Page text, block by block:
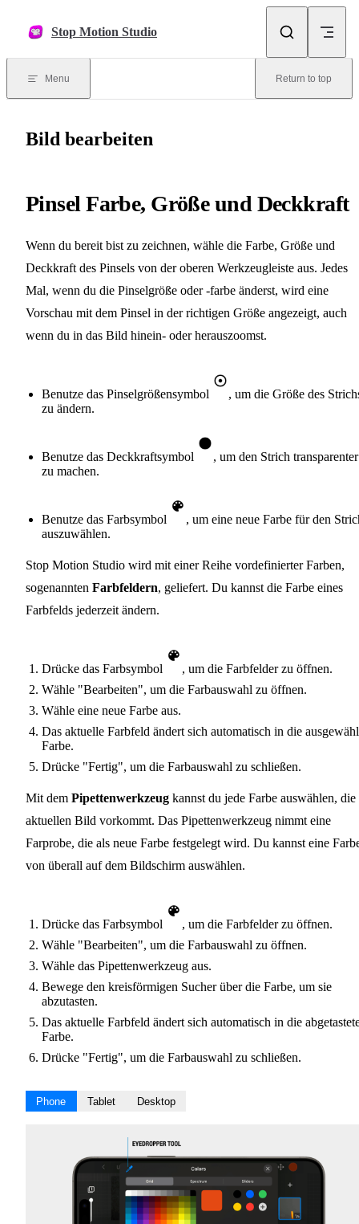
Stop Motion Studio
Menu Return to top
Bild bearbeiten
Pinsel Farbe, Größe und Deckkraft
Wenn du bereit bist zu zeichnen, wähle die Farbe, Größe und
Deckkraft des Pinsels von der oberen Werkzeugleiste aus. Jedes
Mal, wenn du die Pinselgröße oder -farbe änderst, wird eine
Vorschau mit dem Pinsel in der richtigen Größe angezeigt, auch
wenn du in das Bild hinein- oder herauszoomst.
Benutze das Pinselgrößensymbol
, um die Größe des
zu ändern.
Benutze das Deckkraftsymbol
, um den Strich transparenter
zu machen.
Benutze das Farbsymbol
, um eine neue Farbe für den
auszuwählen.
Stop Motion Studio wird mit einer Reihe vordefinierter Farben,
sogenannten Farbfeldern, geliefert. Du kannst die Farbe eines
Farbfelds jederzeit ändern.
Drücke das Farbsymbol
, um die Farbfelder zu öffnen.
Wähle "Bearbeiten", um die Farbauswahl zu öffnen.
Wähle eine neue Farbe aus.
Das aktuelle Farbfeld ändert sich automatisch in die
Farbe.
Drücke "Fertig", um die Farbauswahl zu schließen.
Mit dem Pipettenwerkzeug kannst du jede Farbe auswählen,
aktuellen Bild vorkommt. Das Pipettenwerkzeug nimmt eine
Farprobe, die als neue Farbe festgelegt wird. Du kannst eine
von überall auf dem Bildschirm auswählen.
Drücke das Farbsymbol
, um die Farbfelder zu öffnen.
Wähle "Bearbeiten", um die Farbauswahl zu öffnen.
Wähle das Pipettenwerkzeug aus.
Bewege den kreisförmigen Sucher über die Farbe, um sie
abzutasten.
Das aktuelle Farbfeld ändert sich automatisch in die
Farbe.
Drücke "Fertig", um die Farbauswahl zu schließen.
Phone Tablet Desktop